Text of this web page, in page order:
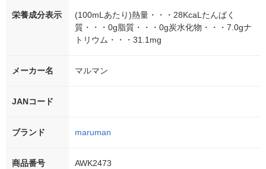
栄養成分表示
(100mLあたり)熱量・・・28KcaLたんぱく
質・・・0g脂質・・・0g炭水化物・・・7.0gナ
トリウム・・・31.1mg
メーカー名 マルマン
JANコード
ブランド maruman
商品番号 AWK2473